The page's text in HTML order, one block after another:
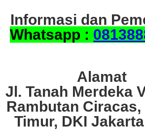
Informasi dan
Whatsapp :
Alamat
Jl. Tanah Merdeka
Rambutan
Timur, DKI